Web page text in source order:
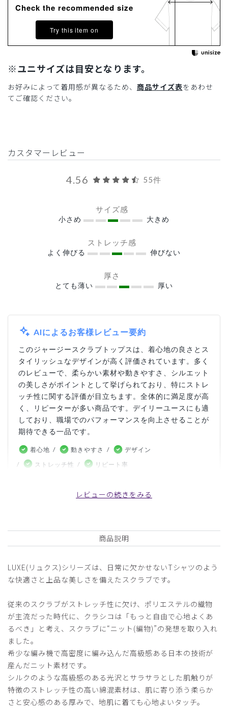
Check the recommended size
Try this item on
※ユニサイズは目安となります。
お好みによって着用感が異なるため、 商品サイズ表をあわせ
てご確認ください。
カスタマーレビュー
4.56 55件
サイズ感
小さめ 大きめ
ストレッチ感
よく伸びる 伸びない
厚さ
とても薄い 厚い
AIによるお客様レビュー要約
このジャージースクラブトップスは、着心地の良さとス
タイリッシュなデザインが高く評価されています。多く
のレビューで、柔らかい素材や動きやすさ、シルエット
の美しさがポイントとして挙げられており、特にストレ
ッチ性に関する評価が目立ちます。全体的に満足度が高
く、リピーターが多い商品です。デイリーユースにも適
しており、職場でのパフォーマンスを向上させることが
期待できる一品です。
着心地 動きやすさ
デザイン
ストレッチ性
リピート率
す。本サイトの公式な見解を示すものではありません。
評価順 いいね数順
ご購入者様
購入確認済み
年齢: 50代 身長:156-160cm 体重:
66-70kg
サイズ感
ストレッチ感
よく伸びる
伸びない
厚さとても薄い 厚い
ストレッチがあり、1日着ていても大丈夫です。
商品：752レディース:ジャージースクラブトップス・
LUXE/バーガンディー/XL
レビューの続きをみる
商品説明
LUXE(リュクス)シリーズは、日常に欠かせないTシャツのよう
な快適さと上品な美しさを備えたスクラブです。
従来のスクラブがストレッチ性に欠け、ポリエステルの織物
が主流だった時代に、クラシコは「もっと自由で心地よくあ
るべき」と考え、スクラブに“ニット(編物)”の発想を取り入れ
ました。
希少な編み機で高密度に編み込んだ高級感ある日本の技術が
産んだニット素材です。
シルクのような高級感のある光沢とサラサラとした肌触りが
特徴のストレッチ性の高い綿混素材は、肌に寄り添う柔らか
さと安心感のある厚みで、地肌に着ても心地よいタッチ。